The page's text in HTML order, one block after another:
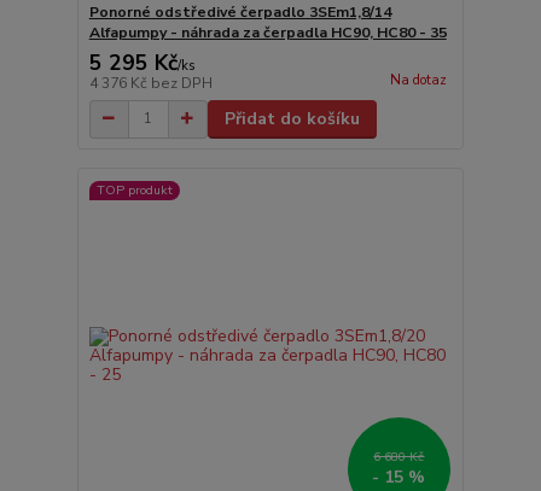
Ponorné odstředivé čerpadlo 3SEm1,8/14
Alfapumpy - náhrada za čerpadla HC90, HC80 - 35
5 295 Kč/ks
4 376 Kč bez DPH Na dotaz
Přidat do košíku
TOP produkt
6 680 Kč
- 15 %